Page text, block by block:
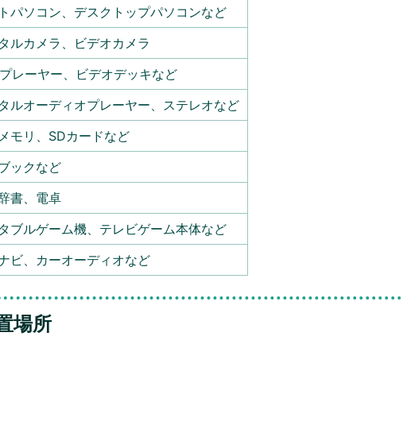
パソコン、デスクトップパソコンなど
ルカメラ、ビデオカメラ
レーヤー、ビデオデッキなど
ルオーディオプレーヤー、ステレオなど
モリ、SDカードなど
ックなど
書、電卓
ブルゲーム機、テレビゲーム本体など
ビ、カーオーディオなど
場所